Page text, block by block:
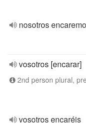
nosotros
vosotros [encarar]
2nd person plural,
vosotros encaréis